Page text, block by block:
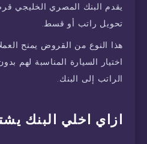
يقدم البنك المصري الخليجي
تحويل راتب أو قسط.
هذا النوع من القروض يمنح
اختيار السيارة المناسبة لهم
الراتب إلى البنك.
ازاي اخلي البنك